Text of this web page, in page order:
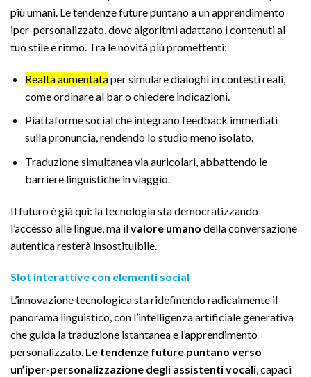
più umani. Le tendenze future puntano a un apprendimento
iper-personalizzato, dove algoritmi adattano i contenuti al
tuo stile e ritmo. Tra le novità più promettenti:
Realtà aumentataper simulare dialoghi in contesti reali,
come ordinare al bar o chiedere indicazioni.
Piattaforme social che integrano feedback immediati
sulla pronuncia, rendendo lo studio meno isolato.
Traduzione simultanea via auricolari, abbattendo le
barriere linguistiche in viaggio.
Il futuro è già qui: la tecnologia sta democratizzando
l’accesso alle lingue, ma ilvalore umano della conversazione
autentica resterà insostituibile.
Slot interattive con elementi social
L’innovazione tecnologica sta ridefinendo radicalmente il
panorama linguistico, con l’intelligenza artificiale generativa
che guida la traduzione istantanea e l’apprendimento
personalizzato. Le tendenze future puntano verso
un’iper-personalizzazione degli assistenti vocali, capaci